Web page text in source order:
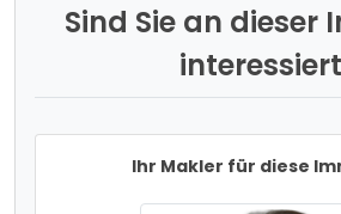
Sind Sie an dieser
Ihr Makler für diese